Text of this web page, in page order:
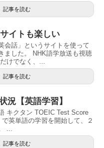
記事を読む
イトも楽しい
会話」というサイトを使って
ました。 NHK語学放送も視聴
けでなく、...
記事を読む
況【英語学習】
キクタン TOEIC Test Score
英単語の学習を開始して、２
...
記事を読む